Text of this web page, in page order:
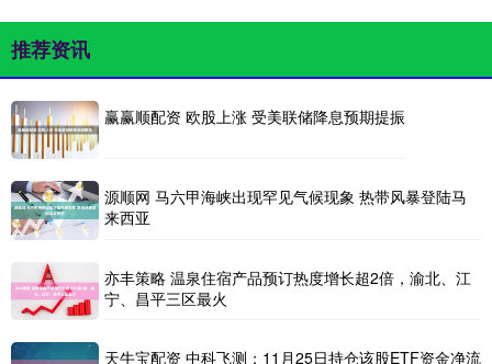
推荐资讯
赢赢顺配资 欧股上涨 受美联储降息预期提振
源顺网 马六甲海峡出现罕见气候现象 热带风暴登陆马
来西亚
亦丰策略 温泉住宿产品预订热度增长超2倍，渝北、江
宁、昌平三区最火
天牛宝配资 中科飞测：11月25日持仓该股ETF资金净流